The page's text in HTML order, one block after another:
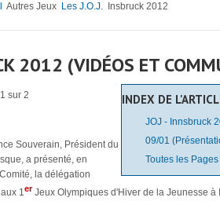
Autres Jeux Les J.O.J. Insbruck 2012
2012 (VIDÉOS ET
INDEX DE
JOJ - Innsbruck
09/01
Toutes les Pages
sur 2
Souverain, Président du
a présenté, en
la délégation
1er Jeux Olympiques d'Hiver de la Jeunesse à